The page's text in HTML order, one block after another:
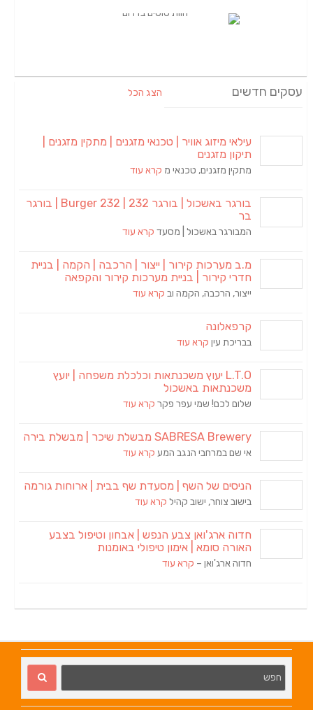
עסקים חדשים הצג הכל
עילאי מיזוג אוויר | טכנאי מזגנים | מתקין מזגנים |
תיקון מזגנים
מתקין מזגנים, טכנאי מ קרא עוד
בורגר באשכול | בורגר 232 | Burger 232 | בורגר
בר
המבורגר באשכול | מסעד קרא עוד
מ.ב מערכות קירור | ייצור | הרכבה | הקמה | בניית
חדרי קירור | בניית מערכות קירור והקפאה
ייצור, הרכבה, הקמה וב קרא עוד
קרפאלונה
בבריכת עין קרא עוד
L.T.O יעוץ משכנתאות וכלכלת משפחה | יועץ
משכנתאות באשכול
שלום לכם! שמי עפר פקר קרא עוד
SABRESA Brewery מבשלת שיכר | מבשלת בירה
אי שם במרחבי הנגב המע קרא עוד
הניסים של השף | מסעדת שף בבית | ארוחות גורמה
בישוב צוחר, ישוב קהיל קרא עוד
חדוה ארג'ואן צבע הנפש | אבחון וטיפול בצבע
האורה סומא | אימון טיפולי באומנות
חדוה ארג'ואן – קרא עוד